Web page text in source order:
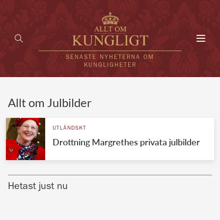
SENASTE NYHETERNA OM
KUNGLIGHETER
UTLÄNDSKT
VÄRLDENS KUNGAHUS
Allt om Julbilder
UTLÄNDSKT
Drottning Margrethes privata julbilder
Hetast just nu